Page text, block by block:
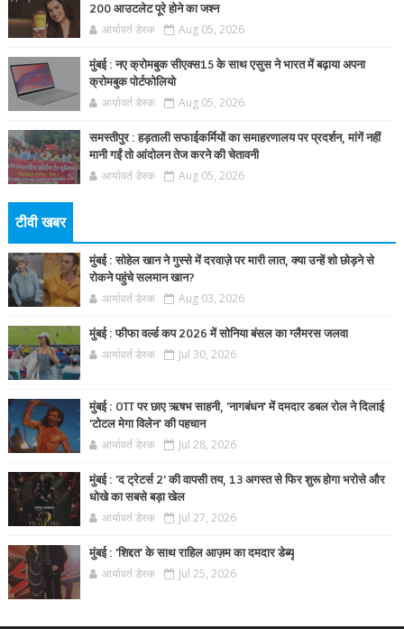
200 आउटलेट पूरे होने का जश्न
आर्यावर्त डेस्क Aug 05, 2026
मुंबई : नए क्रोमबुक सीएक्स15 के साथ एसुस ने भारत में बढ़ाया अपना
क्रोमबुक पोर्टफोलियो
आर्यावर्त डेस्क Aug 05, 2026
समस्तीपुर : हड़ताली सफाईकर्मियों का समाहरणालय पर प्रदर्शन, मांगें नहीं
मानी गईं तो आंदोलन तेज करने की चेतावनी
आर्यावर्त डेस्क Aug 05, 2026
टीवी खबर
मुंबई : सोहेल खान ने गुस्से में दरवाज़े पर मारी लात, क्या उन्हें शो छोड़ने से
रोकने पहुंचे सलमान खान?
आर्यावर्त डेस्क Aug 03, 2026
मुंबई : फीफा वर्ल्ड कप 2026 में सोनिया बंसल का ग्लैमरस जलवा
आर्यावर्त डेस्क Jul 30, 2026
मुंबई : OTT पर छाए ऋषभ साहनी, 'नागबंधन' में दमदार डबल रोल ने दिलाई
'टोटल मेगा विलेन' की पहचान
आर्यावर्त डेस्क Jul 28, 2026
मुंबई : 'द ट्रेटर्स 2' की वापसी तय, 13 अगस्त से फिर शुरू होगा भरोसे और
धोखे का सबसे बड़ा खेल
आर्यावर्त डेस्क Jul 27, 2026
मुंबई : 'शिद्दत' के साथ राहिल आज़म का दमदार डेब्यू
आर्यावर्त डेस्क Jul 25, 2026